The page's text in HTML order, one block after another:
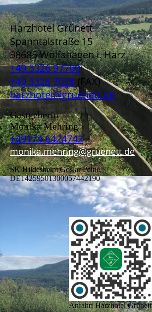
Harzhotel Grünett
Spanntalstraße 15
38685 Wolfshagen i. Harz
+49 5326 97700
+49 5326 7028 (FAX)
harzhotel@gruenett.de
Gastgeberin
Monika Mehring
+49174 6424742
monika.mehring@gruenett.de
SK Hildesheim Goslar Peine
DE14259501300057442190
Anfahrt Harzhotel Grünett